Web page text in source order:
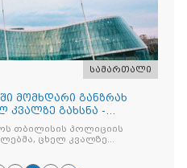
სამართალი
მომხდარი განზრახ
კვალზე გახსნა -
თბილისის პოლიციის
ცხელ კვალზე